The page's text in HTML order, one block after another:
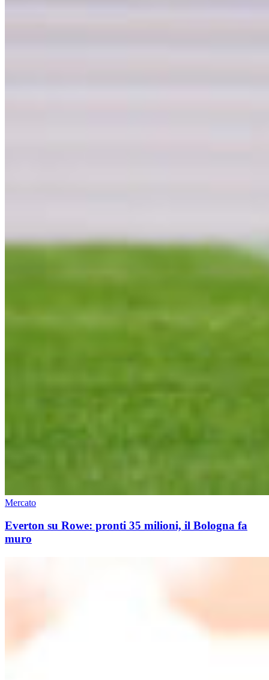
Mercato
Everton su Rowe: pronti 35 milioni, il Bologna fa
muro